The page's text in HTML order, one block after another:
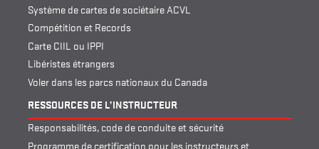
Système de cartes de sociétaire ACVL
Compétition et Records
Carte CIIL ou IPPI
Libéristes étrangers
Voler dans les parcs nationaux du Canada
RESSOURCES DE L’INSTRUCTEUR
Responsabilités, code de conduite et sécurité
Programme de certification pour les instructeurs et